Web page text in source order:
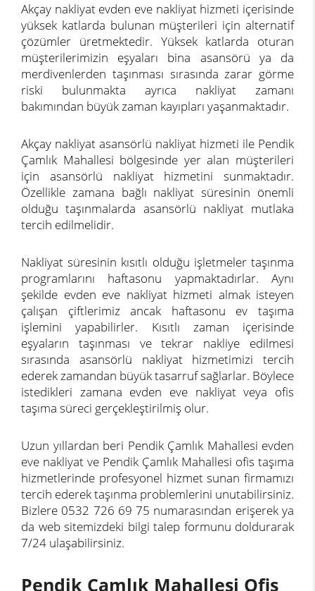
Akçay nakliyat evden eve nakliyat hizmeti içerisinde
yüksek katlarda bulunan müşterileri için alternatif
çözümler üretmektedir. Yüksek katlarda oturan
müşterilerimizin eşyaları bina asansörü ya da
merdivenlerden taşınması sırasında zarar görme
riski bulunmakta ayrıca nakliyat zamanı
bakımından büyük zaman kayıpları yaşanmaktadır.
Akçay nakliyat asansörlü nakliyat hizmeti ile Pendik
Çamlık Mahallesi bölgesinde yer alan müşterileri
için asansörlü nakliyat hizmetini sunmaktadır.
Özellikle zamana bağlı nakliyat süresinin önemli
olduğu taşınmalarda asansörlü nakliyat mutlaka
tercih edilmelidir.
Nakliyat süresinin kısıtlı olduğu işletmeler taşınma
programlarını haftasonu yapmaktadırlar. Aynı
şekilde evden eve nakliyat hizmeti almak isteyen
çalışan çiftlerimiz ancak haftasonu ev taşıma
işlemini yapabilirler. Kısıtlı zaman içerisinde
eşyaların taşınması ve tekrar nakliye edilmesi
sırasında asansörlü nakliyat hizmetimizi tercih
ederek zamandan büyük tasarruf sağlarlar. Böylece
istedikleri zamana evden eve nakliyat veya ofis
taşıma süreci gerçekleştirilmiş olur.
Uzun yıllardan beri Pendik Çamlık Mahallesi evden
eve nakliyat ve Pendik Çamlık Mahallesi ofis taşıma
hizmetlerinde profesyonel hizmet sunan firmamızı
tercih ederek taşınma problemlerini unutabilirsiniz.
Bizlere 0532 726 69 75 numarasından erişerek ya
da web sitemizdeki bilgi talep formunu doldurarak
7/24 ulaşabilirsiniz.
Pendik Çamlık Mahallesi Ofis